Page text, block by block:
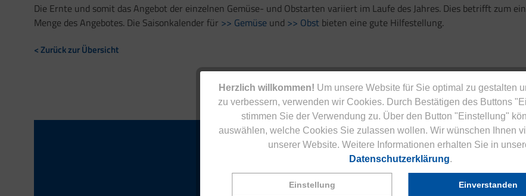
Herzlich willkommen! Um unsere Website für Sie optimal zu gestalten
zu verbessern, verwenden wir Cookies. Durch Bestätigen des Buttons
stimmen Sie der Verwendung zu. Über den Button "Einstellung"
auswählen, welche Cookies Sie zulassen wollen. Wir wünschen Ihnen
unserer Website. Weitere Informationen erhalten Sie in
Datenschutzerklärung.
Einstellung Einverstanden
Die Ernte und somit das Angebot der einzelnen Gemüse- und Obstarten variiert im Laufe des Jahres. Dies betrifft zum
Menge des Angebotes. Die Saisonkalender für >> Gemüse und >> Obst bieten eine gute Hilfestellung.
< Zurück zur Übersicht
Jetzt zum Newsletter anmelden.